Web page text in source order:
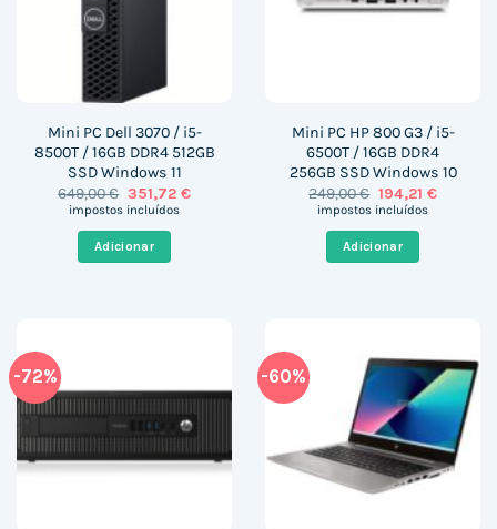
Mini PC Dell 3070 / i5-
8500T / 16GB DDR4 512GB
SSD Windows 11
649,00€ O
preço
era:
649,00 €.
351,72 €O
impostos incluídos
Adicionar
Mini PC HP 800 G3 / i5-
6500T / 16GB DDR4
256GB SSD Windows 10
249,00€ O
preço
era:
249,00 €.
194,21 €O
impostos incluídos
Adicionar
-72% -60%